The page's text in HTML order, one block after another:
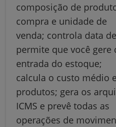
composição de
compra e unidade de
venda; controla data
permite que você gere
entrada do estoque;
calcula o custo médio
produtos; gera os
ICMS e prevê todas as
operações de